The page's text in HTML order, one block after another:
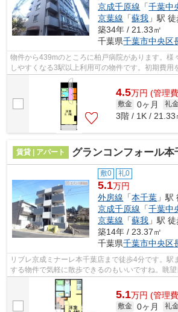
京成千原線 「千葉中
京葉線 「蘇我 」駅
築34年 / 21.33㎡
千葉県千葉市中央区
物件から439mのところに柏戸病院があります。様
しやすくなる3駅以上利用可の物件です。初期費用
だけるので、カードで決済したい方にもお...
4.5万円 (管理
敷金 0ヶ月 礼
3階 / 1K / 21.33
賃貸 | アパート グランコンフォール本
敷0 礼0
5.1万円
外房線 「本千葉 」駅
京成千原線 「千葉中
京葉線 「蘇我 」駅
築14年 / 23.37㎡
千葉県千葉市中央区
リブレ京成ミナーレ本千葉店まで徒歩4分です。駅
する物件で気軽に散歩できるのもいいですね。眺
す。「グランコンフォール本千葉Ⅰ」の物...
5.1万円 (管理
敷金 0ヶ月 礼